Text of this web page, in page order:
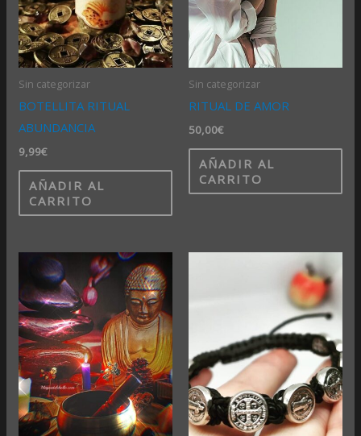
Sin categorizar
BOTELLITA RITUAL
ABUNDANCIA
9,99€
AÑADIR AL
CARRITO
Sin categorizar
RITUAL DE AMOR
50,00€
AÑADIR AL
CARRITO